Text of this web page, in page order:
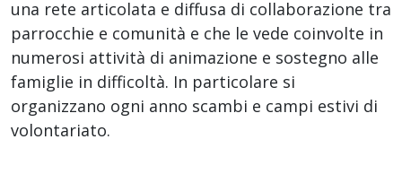
una rete articolata e diffusa di collaborazione tra
parrocchie e comunità e che le vede coinvolte in
numerosi attività di animazione e sostegno alle
famiglie in difficoltà. In particolare si
organizzano ogni anno scambi e campi estivi di
volontariato.